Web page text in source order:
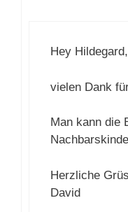
Hey Hildegard,
vielen Dank
Man kann die
Herzliche
David